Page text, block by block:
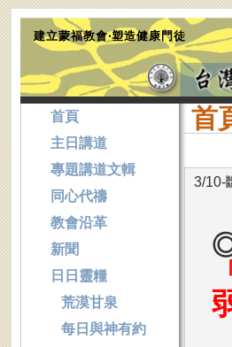
建立蒙福教會‧塑造健康門徒
首
3/10-
首頁
主日講道
專題講道文輯
同心代禱
教會沿革
新聞
日日靈糧
荒漠甘泉
每日與神有約